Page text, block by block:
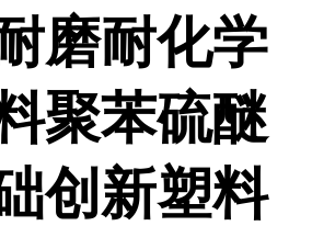
磨耐化学
聚苯硫醚
创新塑料